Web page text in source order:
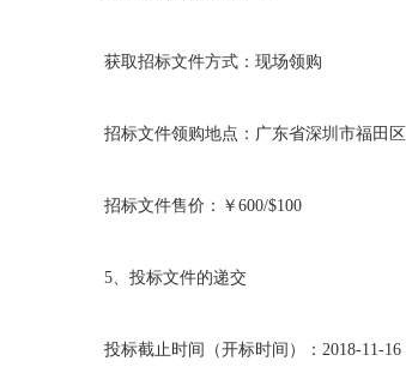
获取招标文件方式：现场领购
招标文件领购地点：广东省深圳市福田
招标文件售价：￥ 600/$100
5、投标文件的递交
投标截止时间（开标时间）： 2018-11-16